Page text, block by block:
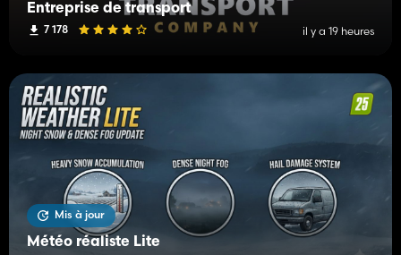
Entreprise de transport
7 178 il y a 19 heures
Mis à jour
Météo réaliste Lite